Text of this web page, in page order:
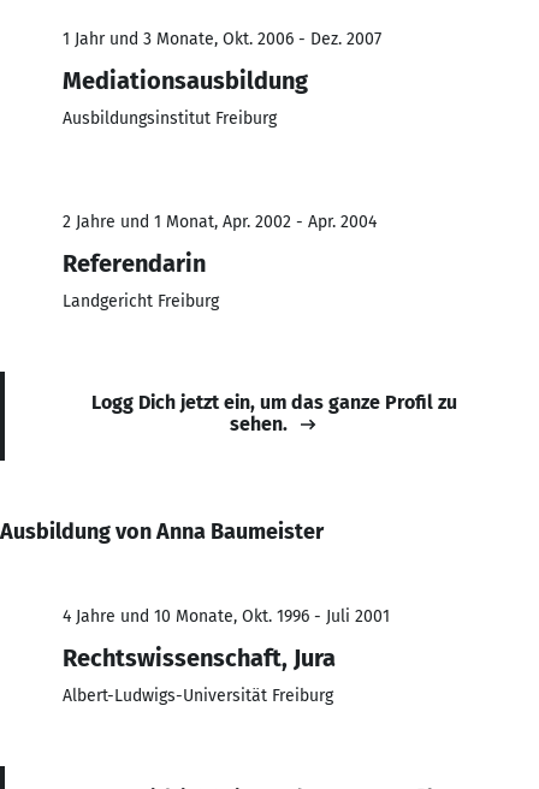
1 Jahr und 3 Monate, Okt. 2006 - Dez. 2007
Mediationsausbildung
Ausbildungsinstitut Freiburg
2 Jahre und 1 Monat, Apr. 2002 - Apr. 2004
Referendarin
Landgericht Freiburg
Logg Dich jetzt ein, um das ganze Profil zu
sehen.
Ausbildung von Anna Baumeister
4 Jahre und 10 Monate, Okt. 1996 - Juli 2001
Rechtswissenschaft, Jura
Albert-Ludwigs-Universität Freiburg